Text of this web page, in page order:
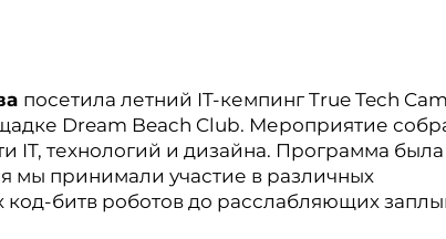
посетила летний IT-кемпинг True Tech
Dream Beach Club. Мероприятие
IT, технологий и дизайна. Программа была
мы принимали участие в различных
код-битв роботов до расслабляющих